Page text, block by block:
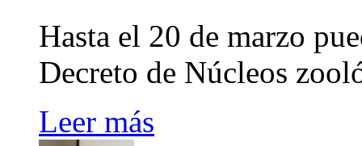
Hasta el 20 de marzo
Decreto de Núcleos
Leer más